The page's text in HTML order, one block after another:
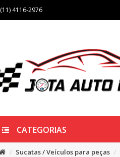
(11) 4116-2976
CATEGORIAS
Sucatas / Veículos para peças